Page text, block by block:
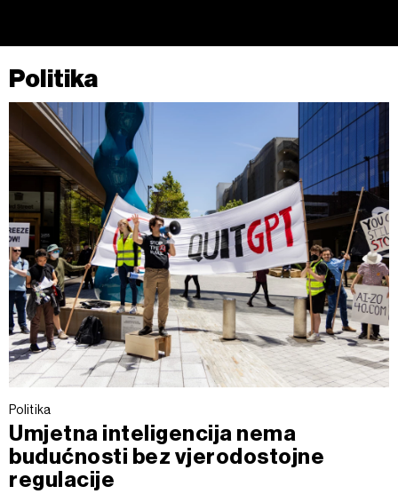
Politika
Politika
Umjetna inteligencija nema
budućnosti bez vjerodostojne
regulacije